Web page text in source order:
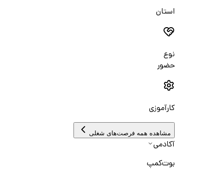
استان
نوع
حضور
کارآموزی
مشاهده همه فرصت‌های شغلی
آکادمی
بوت‌کمپ